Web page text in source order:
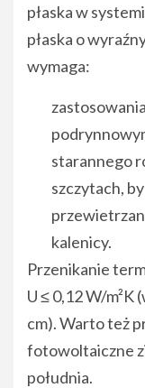
płaska w
płaska o
wymaga:
starannego
szczytach,
kalenicy.
Przenikanie
U ≤ 0,12 W/m²K
cm). Warto też
fotowoltaiczne
południa.